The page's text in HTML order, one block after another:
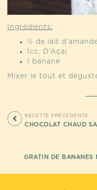
Ingrédients:
½ de lait
1cc. D’Açai
1 banane
Mixer le tout et
RECETTE PRÉCÉDENTE
CHOCOLAT CHAUD
GRATIN DE BANANES